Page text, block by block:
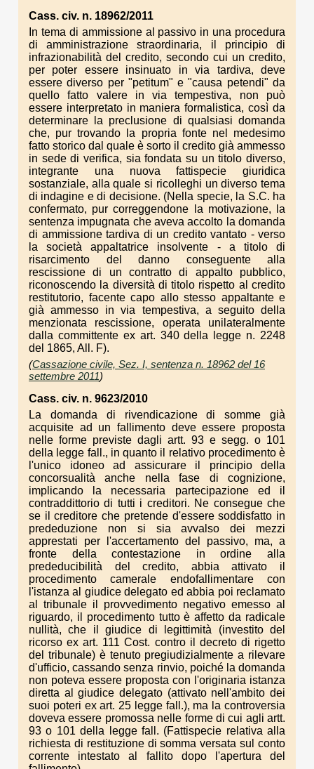
Cass. civ. n. 18962/2011
In tema di ammissione al passivo in una procedura
di amministrazione straordinaria, il principio di
infrazionabilità del credito, secondo cui un credito,
per poter essere insinuato in via tardiva, deve
essere diverso per "petitum" e "causa petendi" da
quello fatto valere in via tempestiva, non può
essere interpretato in maniera formalistica, così da
determinare la preclusione di qualsiasi domanda
che, pur trovando la propria fonte nel medesimo
fatto storico dal quale è sorto il credito già ammesso
in sede di verifica, sia fondata su un titolo diverso,
integrante una nuova fattispecie giuridica
sostanziale, alla quale si ricolleghi un diverso tema
di indagine e di decisione. (Nella specie, la S.C. ha
confermato, pur correggendone la motivazione, la
sentenza impugnata che aveva accolto la domanda
di ammissione tardiva di un credito vantato - verso
la società appaltatrice insolvente - a titolo di
risarcimento del danno conseguente alla
rescissione di un contratto di appalto pubblico,
riconoscendo la diversità di titolo rispetto al credito
restitutorio, facente capo allo stesso appaltante e
già ammesso in via tempestiva, a seguito della
menzionata rescissione, operata unilateralmente
dalla committente ex art. 340 della legge n. 2248
del 1865, All. F).
(Cassazione civile, Sez. I, sentenza n. 18962 del 16
settembre 2011)
Cass. civ. n. 9623/2010
La domanda di rivendicazione di somme già
acquisite ad un fallimento deve essere proposta
nelle forme previste dagli artt. 93 e segg. o 101
della legge fall., in quanto il relativo procedimento è
l'unico idoneo ad assicurare il principio della
concorsualità anche nella fase di cognizione,
implicando la necessaria partecipazione ed il
contraddittorio di tutti i creditori. Ne consegue che
se il creditore che pretende d'essere soddisfatto in
prededuzione non si sia avvalso dei mezzi
apprestati per l'accertamento del passivo, ma, a
fronte della contestazione in ordine alla
prededucibilità del credito, abbia attivato il
procedimento camerale endofallimentare con
l'istanza al giudice delegato ed abbia poi reclamato
al tribunale il provvedimento negativo emesso al
riguardo, il procedimento tutto è affetto da radicale
nullità, che il giudice di legittimità (investito del
ricorso ex art. 111 Cost. contro il decreto di rigetto
del tribunale) è tenuto pregiudizialmente a rilevare
d'ufficio, cassando senza rinvio, poiché la domanda
non poteva essere proposta con l'originaria istanza
diretta al giudice delegato (attivato nell'ambito dei
suoi poteri ex art. 25 legge fall.), ma la controversia
doveva essere promossa nelle forme di cui agli artt.
93 o 101 della legge fall. (Fattispecie relativa alla
richiesta di restituzione di somma versata sul conto
corrente intestato al fallito dopo l'apertura del